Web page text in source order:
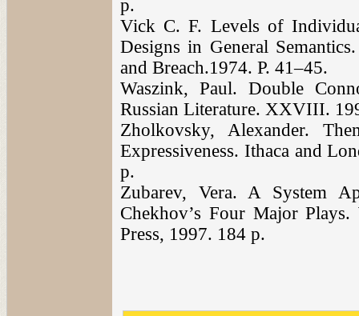
p.
Vick C. F. Levels of
Designs in General
and Breach.1974. P. 41–45.
Waszink, Paul. Double
Russian Literature. XXVIII.
Zholkovsky, Alexander.
Expressiveness. Ithaca and
p.
Zubarev, Vera. A System
Chekhov’s Four Major
Press, 1997. 184 p.